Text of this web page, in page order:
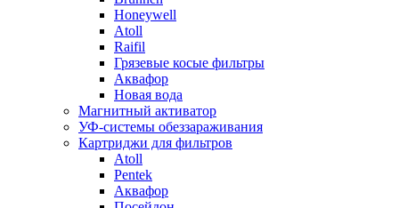
Honeywell
Atoll
Raifil
Грязевые косые фильтры
Аквафор
Новая вода
Магнитный активатор
УФ-системы обеззараживания
Картриджи для фильтров
Atoll
Pentek
Аквафор